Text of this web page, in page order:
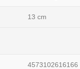
13 cm
4573102616166